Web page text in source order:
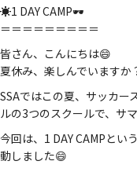
☀️1 DAY CAMP🕶️
＝＝＝＝＝＝＝＝＝
皆さん、こんにちは😄
夏休み、楽しんでいますか
SSAではこの夏、サッカー
ルの3つのスクールで、サ
今回は、1 DAY CAMPとい
動しました😄